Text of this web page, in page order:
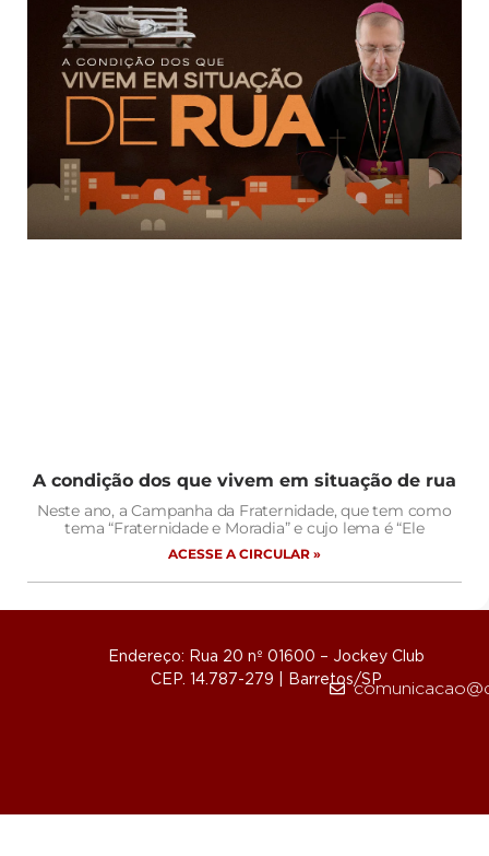
A condição dos que vivem em situação de rua
Neste ano, a Campanha da Fraternidade, que tem como
tema “Fraternidade e Moradia” e cujo lema é “Ele
ACESSE A CIRCULAR »
Endereço: Rua 20 nº 01600 – Jockey Club
CEP. 14.787-279 | Barretos/SP